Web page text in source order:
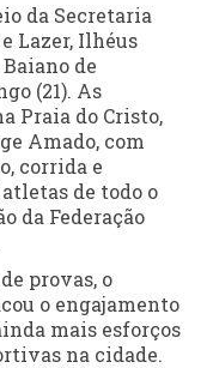
da Secretaria
Lazer, Ilhéus
de
(21). As
Praia do Cristo,
Amado, com
corrida e
de todo o
da Federação
provas, o
o engajamento
mais esforços
na cidade.